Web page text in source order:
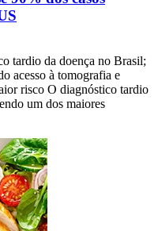
tardio da doença no Brasil;
acesso à tomografia e
risco O diagnóstico tardio
um dos maiores